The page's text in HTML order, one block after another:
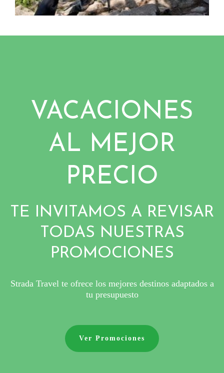
VACACIONES
AL MEJOR
PRECIO
TE INVITAMOS A REVISAR
TODAS NUESTRAS
PROMOCIONES
Strada Travel te ofrece los mejores destinos adaptados a
tu presupuesto
Ver Promociones